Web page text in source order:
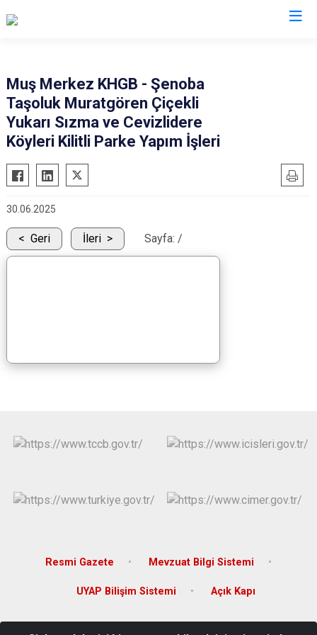
Bulanık
Hasköy
Malazgirt
Muş Merkez KHGB - Şenoba
Taşoluk Muratgören Çiçekli
Yukarı Sızma ve Cevizlidere
Köyleri Kilitli Parke Yapım İşleri
30.06.2025
Geri İleri Sayfa: /
Resmi Gazete Mevzuat Bilgi Sistemi
UYAP Bilişim Sistemi Açık Kapı